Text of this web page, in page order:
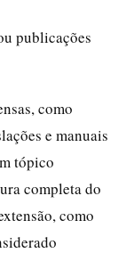
publicações
como
e manuais
tópico
completa do
como